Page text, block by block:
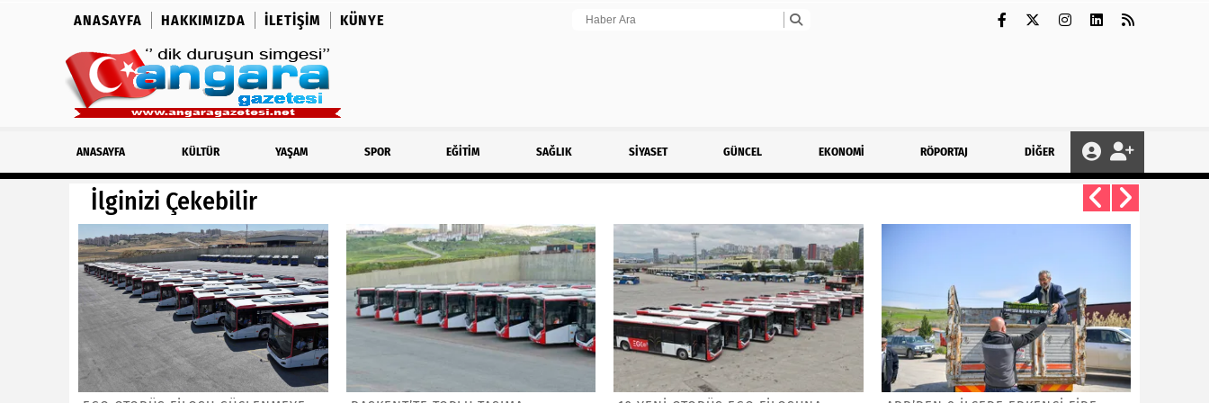
ANASAYFA HAKKIMIZDA İLETIŞIM KÜNYE
ANASAYFA KÜLTÜR YAŞAM SPOR EĞİTİM SAĞLIK SİYASET GÜNCEL EKONOMİ RÖPORTAJ DİĞER
İlginizi Çekebilir